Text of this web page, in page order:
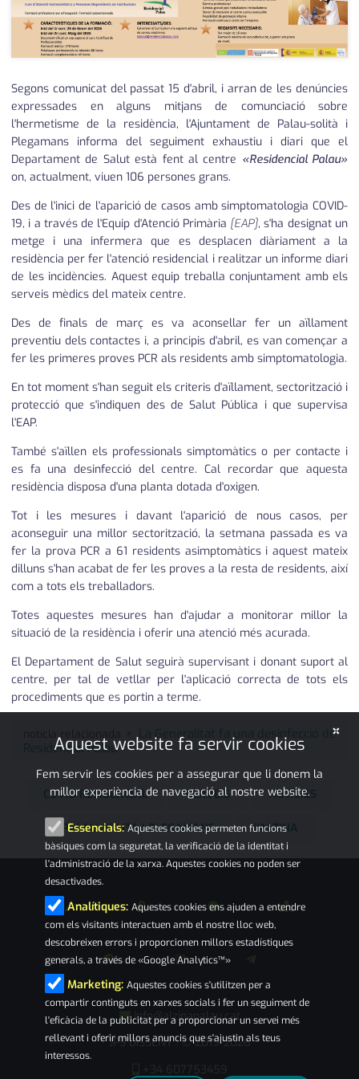
medi ambient
política
promo serveis
reportatge
salut
serveis
societat
successos
urbanisme
editorial
calendari
Segons comunicat del passat 15 d'abril, i arran de les denúncies
expressades en alguns mitjans de comunciació sobre
l'hermetisme de la residència, l'Ajuntament de Palau-solità i
Plegamans informa del seguiment exhaustiu i diari que el
Departament de Salut està fent al centre «Residencial Palau»
on, actualment, viuen 106 persones grans.
Des de l'inici de l'aparició de casos amb simptomatologia COVID-
19, i a través de l'Equip d'Atenció Primària [EAP], s'ha designat un
metge i una infermera que es desplacen diàriament a la
residència per fer l'atenció residencial i realitzar un informe diari
de les incidències. Aquest equip treballa conjuntament amb els
serveis mèdics del mateix centre.
Des de finals de març es va aconsellar fer un aïllament
preventiu dels contactes i, a principis d'abril, es van començar a
fer les primeres proves PCR als residents amb simptomatologia.
En tot moment s'han seguit els criteris d'aïllament, sectorització i
protecció que s'indiquen des de Salut Pública i que supervisa
l'EAP.
També s'aïllen els professionals simptomàtics o per contacte i
es fa una desinfecció del centre. Cal recordar que aquesta
residència disposa d'una planta dotada d'oxigen.
Tot i les mesures i davant l'aparició de nous casos, per
aconseguir una millor sectorització, la setmana passada es va
fer la prova PCR a 61 residents asimptomàtics i aquest mateix
dilluns s'han acabat de fer les proves a la resta de residents, així
com a tots els treballadors.
Totes aquestes mesures han d'ajudar a monitorar millor la
situació de la residència i oferir una atenció més acurada.
El Departament de Salut seguirà supervisant i donant suport al
centre, per tal de vetllar per l'aplicació correcta de tots els
procediments que es portin a terme.
notícia relacionada
La Generalitat fa una desinfecció de
Residencial Palau
COVID RESIDENCIAL SERVEIS NOTÍCIES
PALAU-SOLITÀ I PLEGAMANS L'ALZINA
info@alzinapalau.cat
JPS DISSENY|© 2019-2026
×
Aquest website fa servir cookies
Fem servir les cookies per a assegurar que li donem la
millor experiència de navegació al nostre website.
Essencials: Aquestes cookies permeten funcions
bàsiques com la seguretat, la verificació de la identitat i
l'administració de la xarxa. Aquestes cookies no poden ser
desactivades.
Analítiques: Aquestes cookies ens ajuden a entendre
com els visitants interactuen amb el nostre lloc web,
descobreixen errors i proporcionen millors estadístiques
generals, a través de «Google Analytics™»
Marketing: Aquestes cookies s'utilitzen per a
compartir continguts en xarxes socials i fer un seguiment de
l'eficàcia de la publicitat per a proporcionar un servei més
rellevant i oferir millors anuncis que s'ajustin als teus
interessos.